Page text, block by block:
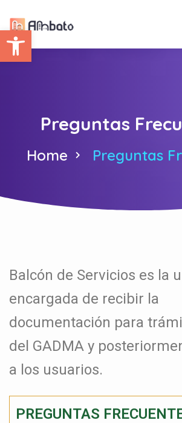
Abrir barra de
Preguntas
Home Preguntas
Balcón de Servicios es la
encargada de recibir la
documentación para
del GADMA y
a los usuarios.
PREGUNTAS